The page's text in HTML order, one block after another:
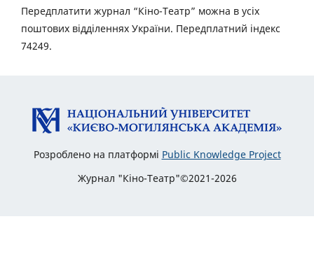
Передплатити журнал “Кіно-Театр” можна в усіх
поштових відділеннях України. Передплатний індекс
74249.
Розроблено на платформі Public Knowledge Project
Журнал "Кіно-Театр"©2021-2026